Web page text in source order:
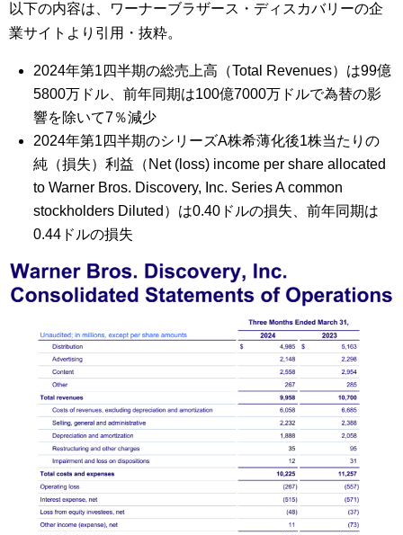
以下の内容は、ワーナーブラザース・ディスカバリーの企
業サイトより引用・抜粋。
2024年第1四半期の総売上高（Total Revenues）は99億
5800万ドル、前年同期は100億7000万ドルで為替の影
響を除いて7％減少
2024年第1四半期のシリーズA株希薄化後1株当たりの
純（損失）利益（Net (loss) income per share allocated
to Warner Bros. Discovery, Inc. Series A common
stockholders Diluted）は0.40ドルの損失、前年同期は
0.44ドルの損失